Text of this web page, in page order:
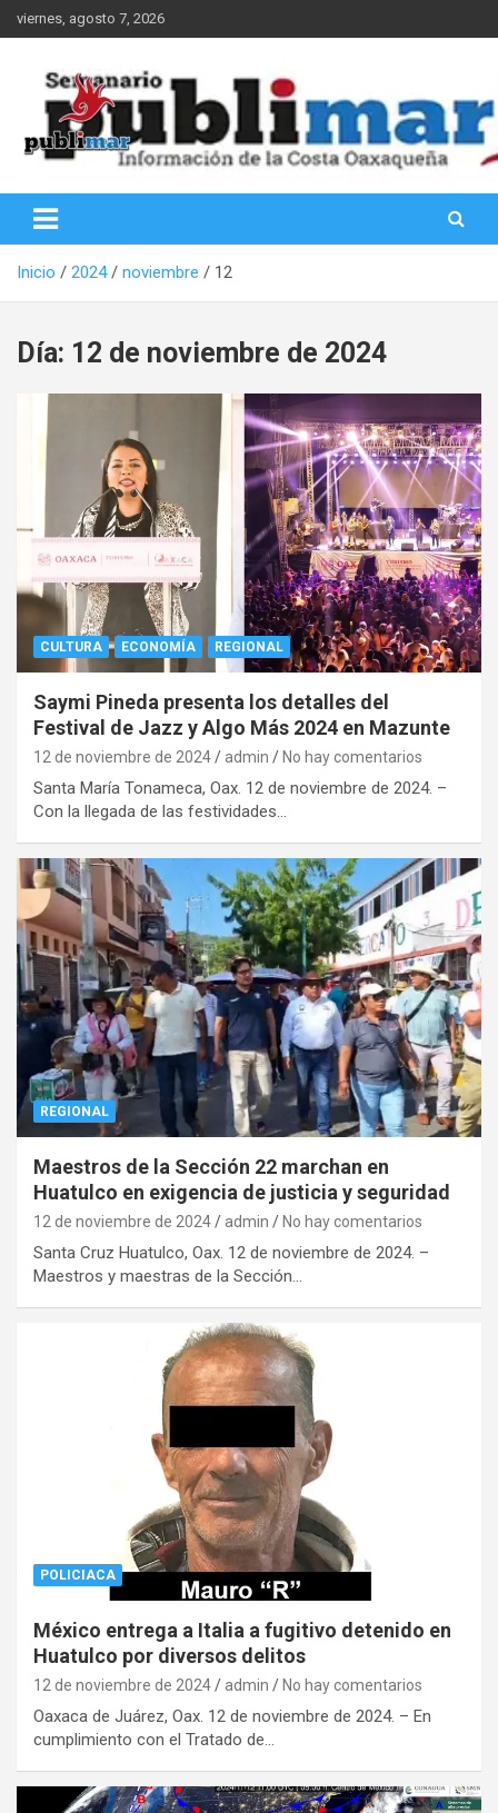
Saltar
al
viernes, agosto 7, 2026
PubliMar
Inicio 2024 noviembre 12
Día: 12 de noviembre de 2024
CULTURA ECONOMÍA REGIONAL
Saymi Pineda presenta los detalles del
Festival de Jazz y Algo Más 2024 en Mazunte
12 de noviembre de 2024 admin No hay comentarios
Santa María Tonameca, Oax. 12 de noviembre de 2024. –
Con la llegada de las festividades…
REGIONAL
Maestros de la Sección 22 marchan en
Huatulco en exigencia de justicia y seguridad
12 de noviembre de 2024 admin No hay comentarios
Santa Cruz Huatulco, Oax. 12 de noviembre de 2024. –
Maestros y maestras de la Sección…
POLICIACA
México entrega a Italia a fugitivo detenido en
Huatulco por diversos delitos
12 de noviembre de 2024 admin No hay comentarios
Oaxaca de Juárez, Oax. 12 de noviembre de 2024. – En
cumplimiento con el Tratado de…